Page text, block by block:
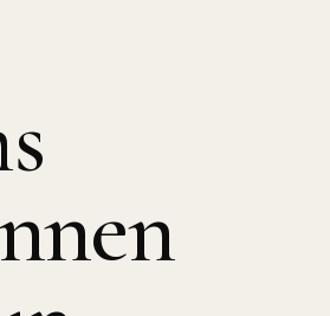
Pferdeimmobilien und
Reitanlagen.
Forward,